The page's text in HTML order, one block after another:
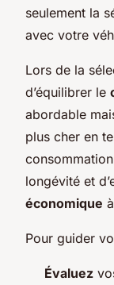
seulement la
avec votre
Lors de la
d’équilibrer le
abordable
plus cher en
longévité et
économique
Pour guider
Évaluez